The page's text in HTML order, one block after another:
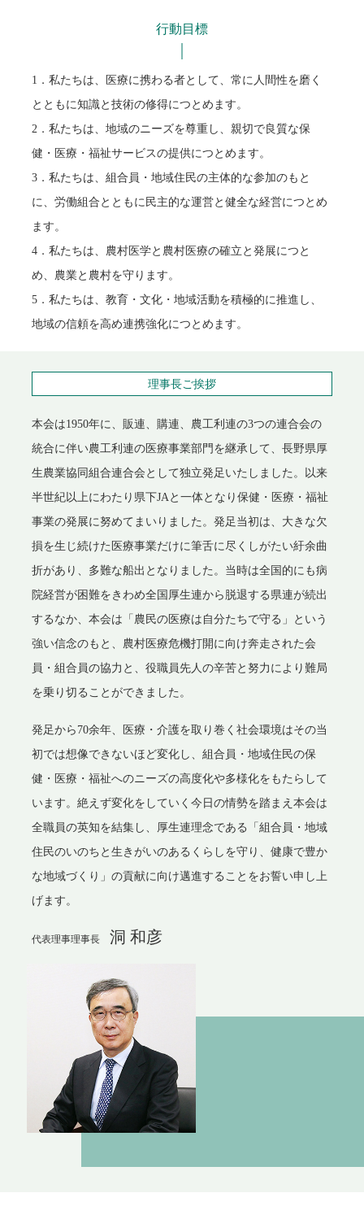
行動目標
1．私たちは、医療に携わる者として、常に人間性を磨く
とともに知識と技術の修得につとめます。
2．私たちは、地域のニーズを尊重し、親切で良質な保
健・医療・福祉サービスの提供につとめます。
3．私たちは、組合員・地域住民の主体的な参加のもと
に、労働組合とともに民主的な運営と健全な経営につとめ
ます。
4．私たちは、農村医学と農村医療の確立と発展につと
め、農業と農村を守ります。
5．私たちは、教育・文化・地域活動を積極的に推進し、
地域の信頼を高め連携強化につとめます。
理事長ご挨拶
本会は1950年に、販連、購連、農工利連の3つの連合会の
統合に伴い農工利連の医療事業部門を継承して、長野県厚
生農業協同組合連合会として独立発足いたしました。以来
半世紀以上にわたり県下JAと一体となり保健・医療・福祉
事業の発展に努めてまいりました。発足当初は、大きな欠
損を生じ続けた医療事業だけに筆舌に尽くしがたい紆余曲
折があり、多難な船出となりました。当時は全国的にも病
院経営が困難をきわめ全国厚生連から脱退する県連が続出
するなか、本会は「農民の医療は自分たちで守る」という
強い信念のもと、農村医療危機打開に向け奔走された会
員・組合員の協力と、役職員先人の辛苦と努力により難局
を乗り切ることができました。
発足から70余年、医療・介護を取り巻く社会環境はその当
初では想像できないほど変化し、組合員・地域住民の保
健・医療・福祉へのニーズの高度化や多様化をもたらして
います。絶えず変化をしていく今日の情勢を踏まえ本会は
全職員の英知を結集し、厚生連理念である「組合員・地域
住民のいのちと生きがいのあるくらしを守り、健康で豊か
な地域づくり」の貢献に向け邁進することをお誓い申し上
げます。
代表理事理事長 洞 和彦